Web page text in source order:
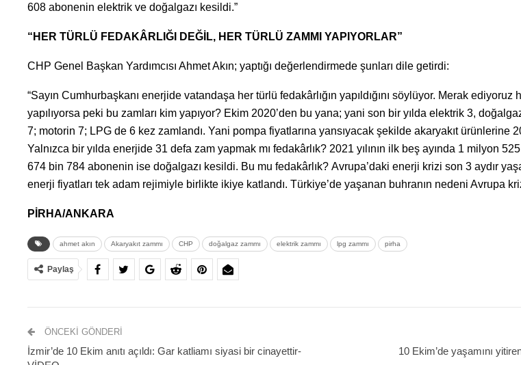
608 abonenin elektrik ve doğalgazı kesildi.”
“HER TÜRLÜ FEDAKÂRLIĞI DEĞİL, HER TÜRLÜ ZAMMI YAPIYORLAR”
CHP Genel Başkan Yardımcısı Ahmet Akın; yaptığı değerlendirmede şunları dile getirdi:
“Sayın Cumhurbaşkanı enerjide vatandaşa her türlü fedakârlığın yapıldığını söylüyor. Merak ediyoruz
yapılıyorsa peki bu zamları kim yapıyor? Ekim 2020’den bu yana; yani son bir yılda elektrik 3,
7; motorin 7; LPG de 6 kez zamlandı. Yani pompa fiyatlarına yansıyacak şekilde akaryakıt ürünlerine
Yalnızca bir yılda enerjide 31 defa zam yapmak mı fedakârlık? 2021 yılının ilk beş ayında 1 milyon
674 bin 784 abonenin ise doğalgazı kesildi. Bu mu fedakârlık? Avrupa’daki enerji krizi son 3 aydır
enerji fiyatları tek adam rejimiyle birlikte ikiye katlandı. Türkiye’de yaşanan buhranın nedeni Avrupa
PİRHA/ANKARA
ahmet akın Akaryakıt zammı CHP doğalgaz zammı elektrik zammı lpg zammı pirha
Paylaş
ÖNCEKI GÖNDERI
İzmir’de 10 Ekim anıtı açıldı: Gar katliamı siyasi bir cinayettir-
10 Ekim’de yaşamını